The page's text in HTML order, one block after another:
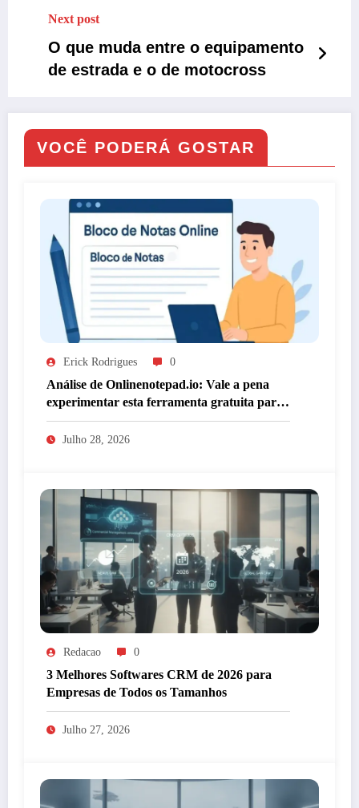
Next post
O que muda entre o equipamento
de estrada e o de motocross
VOCÊ PODERÁ GOSTAR
Erick Rodrigues 0
Análise de Onlinenotepad.io: Vale a pena
experimentar esta ferramenta gratuita para
anotações?
Julho 28, 2026
Redacao 0
3 Melhores Softwares CRM de 2026 para
Empresas de Todos os Tamanhos
Julho 27, 2026